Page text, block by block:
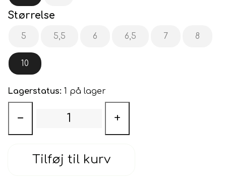
Størrelse
5 5,5 6 6,5 7 8
10
Lagerstatus: 1 på lager
− +
Tilføj til kurv